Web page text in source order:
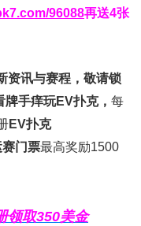
96088再送4张
资讯与赛程， 敬请锁
牌手痒玩EV扑克， 每
EV扑克
门票最高奖励1500
领取350美金